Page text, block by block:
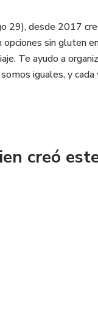
29), desde 2017
sin gluten
Te ayudo a
iguales, y
creó